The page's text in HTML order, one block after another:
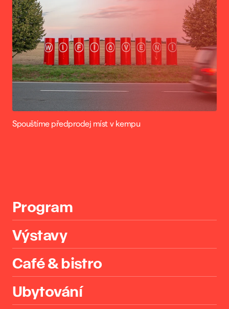
Spouštíme předprodej míst v kempu
Program
Výstavy
Café & bistro
Ubytování